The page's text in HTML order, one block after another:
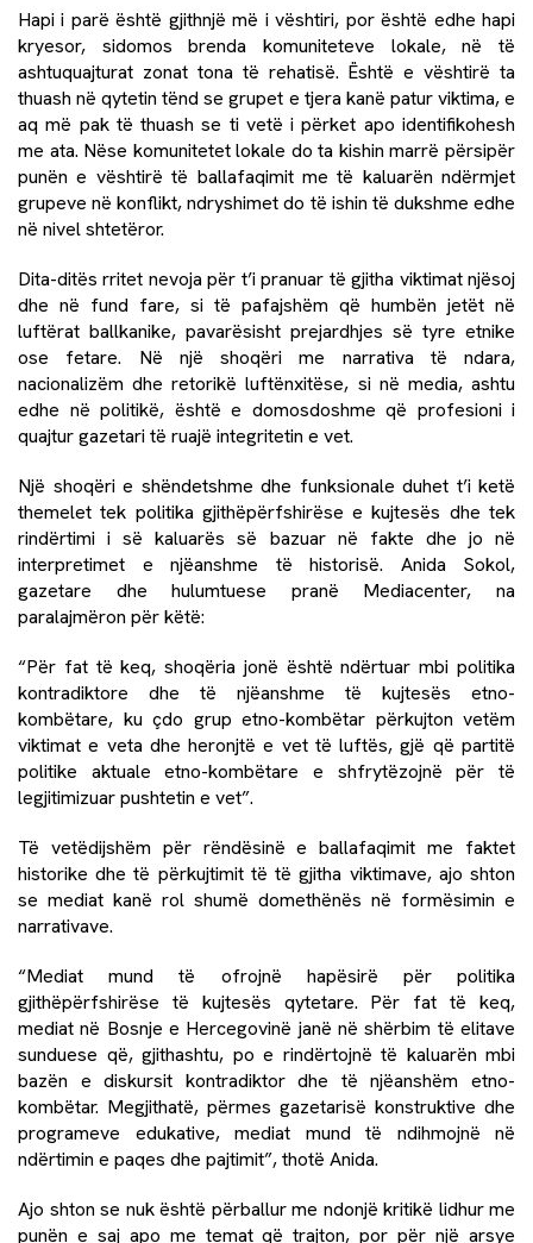
Hapi i parë është gjithnjë më i vështiri, por është edhe hapi
kryesor, sidomos brenda komuniteteve lokale, në të
ashtuquajturat zonat tona të rehatisë. Është e vështirë ta
thuash në qytetin tënd se grupet e tjera kanë patur viktima, e
aq më pak të thuash se ti vetë i përket apo identifikohesh
me ata. Nëse komunitetet lokale do ta kishin marrë përsipër
punën e vështirë të ballafaqimit me të kaluarën ndërmjet
grupeve në konflikt, ndryshimet do të ishin të dukshme edhe
në nivel shtetëror.
Dita-ditës rritet nevoja për t’i pranuar të gjitha viktimat njësoj
dhe në fund fare, si të pafajshëm që humbën jetët në
luftërat ballkanike, pavarësisht prejardhjes së tyre etnike
ose fetare. Në një shoqëri me narrativa të ndara,
nacionalizëm dhe retorikë luftënxitëse, si në media, ashtu
edhe në politikë, është e domosdoshme që profesioni i
quajtur gazetari të ruajë integritetin e vet.
Një shoqëri e shëndetshme dhe funksionale duhet t’i ketë
themelet tek politika gjithëpërfshirëse e kujtesës dhe tek
rindërtimi i së kaluarës së bazuar në fakte dhe jo në
interpretimet e njëanshme të historisë. Anida Sokol,
gazetare dhe hulumtuese pranë Mediacenter, na
paralajmëron për këtë:
“Për fat të keq, shoqëria jonë është ndërtuar mbi politika
kontradiktore dhe të njëanshme të kujtesës etno-
kombëtare, ku çdo grup etno-kombëtar përkujton vetëm
viktimat e veta dhe heronjtë e vet të luftës, gjë që partitë
politike aktuale etno-kombëtare e shfrytëzojnë për të
legjitimizuar pushtetin e vet”.
Të vetëdijshëm për rëndësinë e ballafaqimit me faktet
historike dhe të përkujtimit të të gjitha viktimave, ajo shton
se mediat kanë rol shumë domethënës në formësimin e
narrativave.
“Mediat mund të ofrojnë hapësirë për politika
gjithëpërfshirëse të kujtesës qytetare. Për fat të keq,
mediat në Bosnje e Hercegovinë janë në shërbim të elitave
sunduese që, gjithashtu, po e rindërtojnë të kaluarën mbi
bazën e diskursit kontradiktor dhe të njëanshëm etno-
kombëtar. Megjithatë, përmes gazetarisë konstruktive dhe
programeve edukative, mediat mund të ndihmojnë në
ndërtimin e paqes dhe pajtimit”, thotë Anida.
Ajo shton se nuk është përballur me ndonjë kritikë lidhur me
punën e saj apo me temat që trajton, por për një arsye